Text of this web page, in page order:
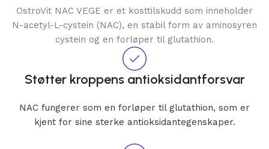
OstroVit NAC VEGE er et kosttilskudd som inneholder
N-acetyl-L-cystein (NAC), en stabil form av aminosyren
cystein og en forløper til glutathion.
Støtter kroppens antioksidantforsvar
NAC fungerer som en forløper til glutathion, som er
kjent for sine sterke antioksidantegenskaper.